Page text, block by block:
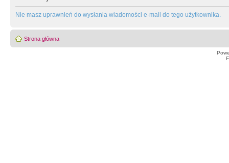
Nie masz uprawnień do wysłania wiadomości e-mail do tego użytkownika.
Strona główna